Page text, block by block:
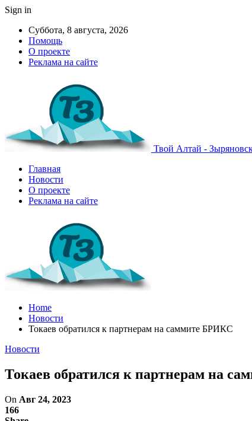
Sign in
Суббота, 8 августа, 2026
Помощь
О проекте
Реклама на сайте
Твой Алтай -
Главная
Новости
О проекте
Реклама на сайте
Home
Новости
Токаев обратился к партнерам на саммите БРИКС
Новости
Токаев обратился к партнерам на
On Авг 24, 2023
166